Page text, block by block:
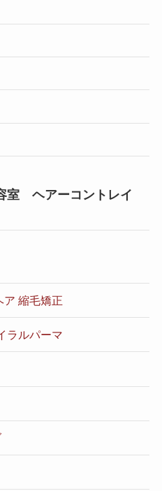
室 ヘアーコントレイ
ア 縮毛矯正
ラルパーマ